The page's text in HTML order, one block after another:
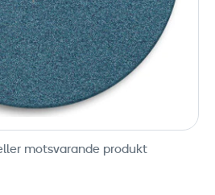
motsvarande produkt